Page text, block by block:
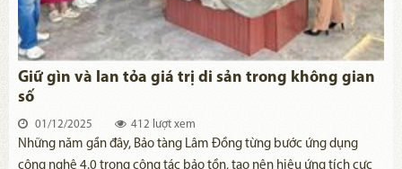
Giữ gìn và lan tỏa giá trị di sản trong không gian
số
01/12/2025 412 lượt xem
Những năm gần đây, Bảo tàng Lâm Đồng từng bước ứng dụng
công nghệ 4.0 trong công tác bảo tồn, tạo nên hiệu ứng tích cực